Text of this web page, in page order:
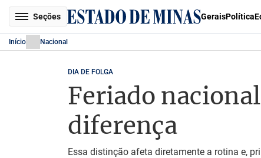
Seções GeraisPolítica
Início Nacional
DIA DE FOLGA
Feriado
diferença
Essa distinção afeta diretamente a rotina e,